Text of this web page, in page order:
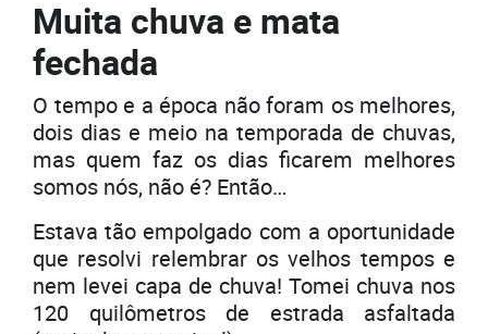
Muita chuva e mata
fechada
O tempo e a época não foram os melhores,
dois dias e meio na temporada de chuvas,
mas quem faz os dias ficarem melhores
somos nós, não é? Então…
Estava tão empolgado com a oportunidade
que resolvi relembrar os velhos tempos e
nem levei capa de chuva! Tomei chuva nos
120 quilômetros de estrada asfaltada